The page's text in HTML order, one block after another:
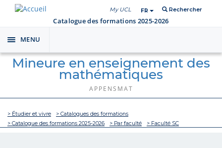
My UCL FR Rechercher
Catalogue des formations 2025-2026
Toggle
navigation
MENU
Mineure en enseignement des
mathématiques
APPENSMAT
> Étudier et vivre
> Catalogues des formations
> Catalogue des formations 2025-2026
> Par faculté > Faculté SC